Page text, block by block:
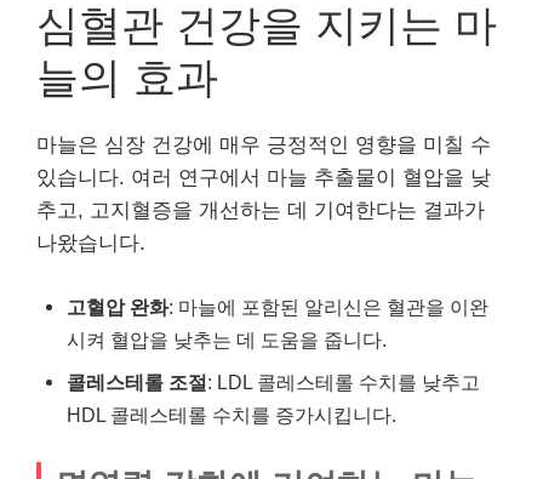
심혈관 건강을 지키는 마
늘의 효과
마늘은 심장 건강에 매우 긍정적인 영향을 미칠 수
있습니다. 여러 연구에서 마늘 추출물이 혈압을 낮
추고, 고지혈증을 개선하는 데 기여한다는 결과가
나왔습니다.
고혈압 완화: 마늘에 포함된 알리신은 혈관을 이완
시켜 혈압을 낮추는 데 도움을 줍니다.
콜레스테롤 조절: LDL 콜레스테롤 수치를 낮추고
HDL 콜레스테롤 수치를 증가시킵니다.